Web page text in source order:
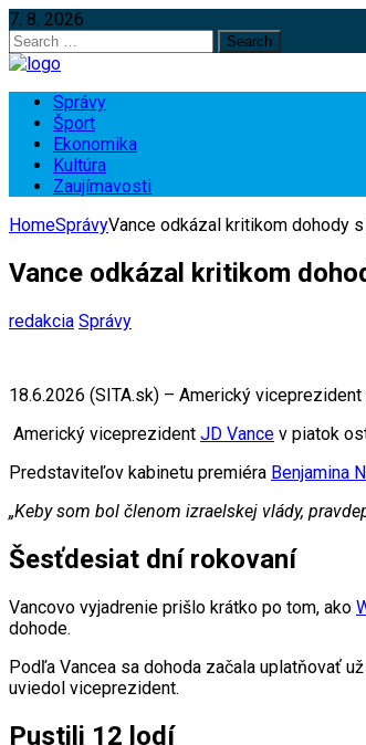
7. 8. 2026
Search
for:
Správy
Šport
Ekonomika
Kultúra
Zaujímavosti
HomeSprávyVance odkázal kritikom dohody
Vance odkázal kritikom
redakcia Správy
18.6.2026 (SITA.sk) – Americký
Americký viceprezident JD Vance v piatok
Predstaviteľov kabinetu premiéra Benjamina
„Keby som bol členom izraelskej vlády,
Šesťdesiat dní rokovaní
Vancovo vyjadrenie prišlo krátko po tom, ako
dohode.
Podľa Vancea sa dohoda začala uplatňovať
uviedol viceprezident.
Pustili 12 lodí